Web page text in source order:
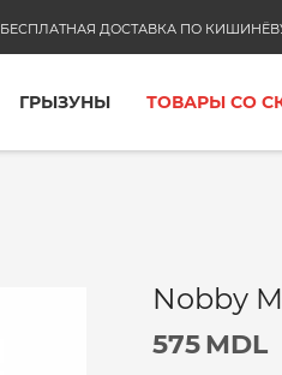
БЕСПЛАТНАЯ ДОСТАВКА ПО КИШИНЁВУ
ГРЫЗУНЫ ТОВАРЫ СО
Nobby
575MDL